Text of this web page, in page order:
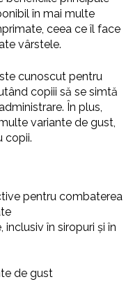
în mai multe
ceea ce îl face
vârstele.
cunoscut pentru
copiii să se simtă
În plus,
variante de gust,
copii.
pentru combaterea
în siropuri și în
de gust